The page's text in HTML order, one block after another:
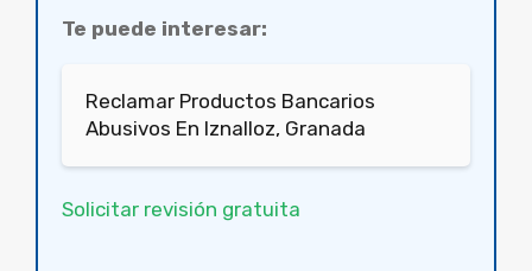
Te puede interesar:
Reclamar Productos Bancarios
Abusivos En Iznalloz, Granada
Solicitar revisión gratuita